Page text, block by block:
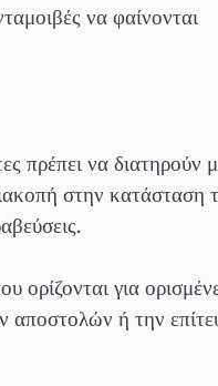
να φαίνονται
πρέπει να διατηρούν
στην κατάσταση
ορίζονται για
αποστολών ή την